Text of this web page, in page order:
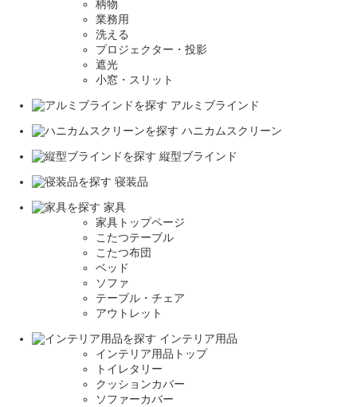
柄物
業務用
洗える
プロジェクター・投影
遮光
小窓・スリット
アルミブラインド
ハニカムスクリーン
縦型ブラインド
寝装品
家具
家具トップページ
こたつテーブル
こたつ布団
ベッド
ソファ
テーブル・チェア
アウトレット
インテリア用品
インテリア用品トップ
トイレタリー
クッションカバー
ソファーカバー